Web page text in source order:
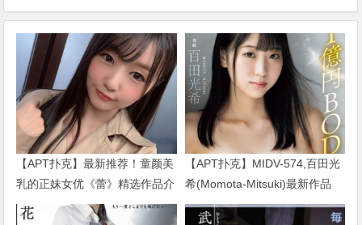
【APT扑克】最新推荐！童颜美
乳的正妹女优《蕾》精选作品介
绍……
【APT扑克】MIDV-574,百田光
希(Momota-Mitsuki)最新作品
2024/01/02发布！